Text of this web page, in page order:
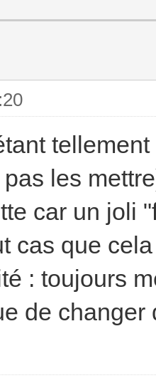
les
car un joli
cas que
: toujours
de